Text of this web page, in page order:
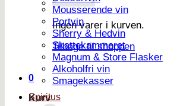
Ingen varer i kurven.
Tilbage til shoppen
0
Kurv
Mousserende vin
Portvin
Sherry & Hedvin
Skattekammeret
Magnum & Store Flasker
Alkoholfri vin
Smagekasser
Spiritus